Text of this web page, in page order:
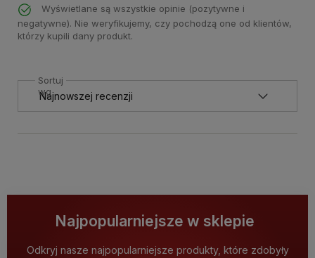
Wyświetlane są wszystkie opinie (pozytywne i
negatywne). Nie weryfikujemy, czy pochodzą one od klientów,
którzy kupili dany produkt.
Sortuj
wg
Najpopularniejsze w sklepie
Odkryj nasze najpopularniejsze produkty, które zdobyły